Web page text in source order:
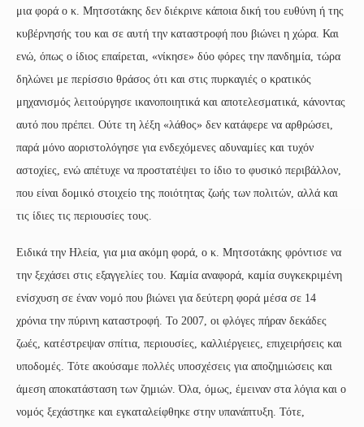
μια φορά ο κ. Μητσοτάκης δεν διέκρινε κάποια δική του ευθύνη ή της
κυβέρνησής του και σε αυτή την καταστροφή που βιώνει η χώρα. Και
ενώ, όπως ο ίδιος επαίρεται, «νίκησε» δύο φόρες την πανδημία, τώρα
δηλώνει με περίσσιο θράσος ότι και στις πυρκαγιές ο κρατικός
μηχανισμός λειτούργησε ικανοποιητικά και αποτελεσματικά, κάνοντας
αυτό που πρέπει. Ούτε τη λέξη «λάθος» δεν κατάφερε να αρθρώσει,
παρά μόνο αοριστολόγησε για ενδεχόμενες αδυναμίες και τυχόν
αστοχίες, ενώ απέτυχε να προστατέψει το ίδιο το φυσικό περιβάλλον,
που είναι δομικό στοιχείο της ποιότητας ζωής των πολιτών, αλλά και
τις ίδιες τις περιουσίες τους.
Ειδικά την Ηλεία, για μια ακόμη φορά, ο κ. Μητσοτάκης φρόντισε να
την ξεχάσει στις εξαγγελίες του. Καμία αναφορά, καμία συγκεκριμένη
ενίσχυση σε έναν νομό που βιώνει για δεύτερη φορά μέσα σε 14
χρόνια την πύρινη καταστροφή. Το 2007, οι φλόγες πήραν δεκάδες
ζωές, κατέστρεψαν σπίτια, περιουσίες, καλλιέργειες, επιχειρήσεις και
υποδομές. Τότε ακούσαμε πολλές υποσχέσεις για αποζημιώσεις και
άμεση αποκατάσταση των ζημιών. Όλα, όμως, έμειναν στα λόγια και ο
νομός ξεχάστηκε και εγκαταλείφθηκε στην υπανάπτυξη. Τότε,